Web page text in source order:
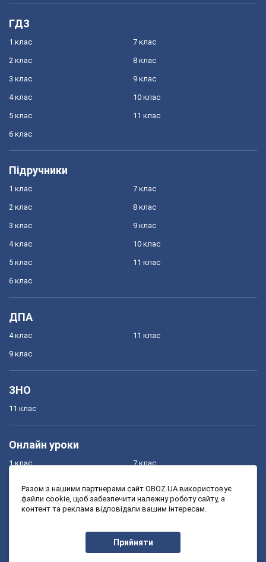
ГДЗ
1 клас
2 клас
3 клас
4 клас
5 клас
6 клас
7 клас
8 клас
9 клас
10 клас
11 клас
Підручники
1 клас
2 клас
3 клас
4 клас
5 клас
6 клас
7 клас
8 клас
9 клас
10 клас
11 клас
ДПА
4 клас
9 клас
11 клас
ЗНО
11 клас
Онлайн уроки
1 клас
3 клас
7 клас
9 клас
Разом з нашими партнерами сайт OBOZ.UA використовує
файли cookie, щоб забезпечити належну роботу сайту, а
контент та реклама відповідали вашим інтересам.
Прийняти